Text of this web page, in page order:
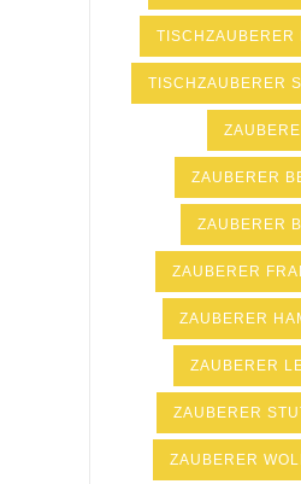
TISCHZAUBERER
TISCHZAUBERER
ZAUBERER
ZAUBERER
ZAUBERER
ZAUBERER
ZAUBERER
ZAUBERER
ZAUBERER